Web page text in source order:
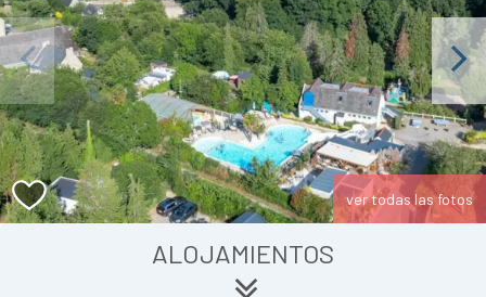
Next
ver todas las fotos
ALOJAMIENTOS